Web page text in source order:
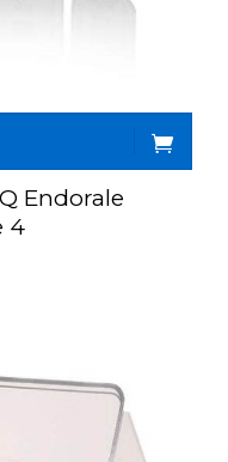
Endorale
4